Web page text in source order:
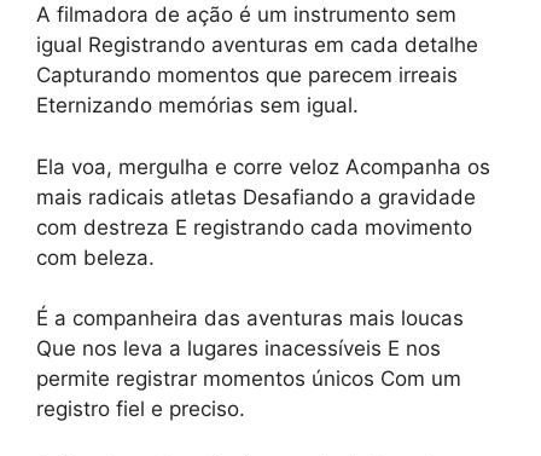
A filmadora de ação é um instrumento sem
igual Registrando aventuras em cada detalhe
Capturando momentos que parecem irreais
Eternizando memórias sem igual.
Ela voa, mergulha e corre veloz Acompanha os
mais radicais atletas Desafiando a gravidade
com destreza E registrando cada movimento
com beleza.
É a companheira das aventuras mais loucas
Que nos leva a lugares inacessíveis E nos
permite registrar momentos únicos Com um
registro fiel e preciso.